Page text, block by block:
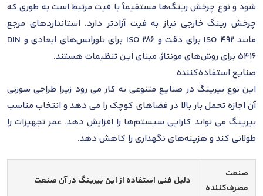
شود و نوع چرخش رینگ‌ها مستقیماً با فیت مرتبط است به طوری که
چرخش رینگ خارجی نیاز به فیت آزادتر دارد. استانداردهای مرجع
مانند ISO 492 برای دقت و ISO 286 برای تلورانس‌های ابعادی و DIN
5416 برای روش‌های مونتاژ، مبنای این تنظیمات هستند.
صنایع استفاده‌کننده
این نوع بیرینگ در صنایع متنوعی به کار می رود زیرا طراحی سوزنی
آن اجازه تحمل بار بالا در فضاهای کوچک را می دهد و انتخاب مناسب
بیرینگ می تواند کارایی سیستم‌ها را افزایش دهد، عمر تجهیزات را
طولانی کند و هزینه‌های نگهداری را کاهش دهد.
صنعت
مصرف‌کننده
دلیل فنی استفاده از این بیرینگ در آن صنعت